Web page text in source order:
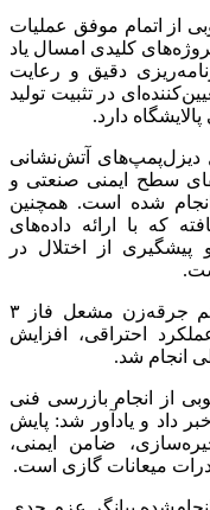
از اتمام موفق عملیات
کلیدی امسال یاد
دقیق و رعایت
در تثبیت تولید
دارد.
دیزل‌پمپ‌های آتش‌نشانی
سطح ایمنی صنعتی و
شده است. همچنین
که با ارائه داده‌های
از اختلال در
وی با اشاره به تعویض پایلوت و سیستم جرقه‌زن مشعل فاز ۳
احتراقی، افزایش
انجام شد.
از انجام بازرسی فنی
داد و یادآور شد: پایش
ضامن ایمنی،
میعانات گازی است.